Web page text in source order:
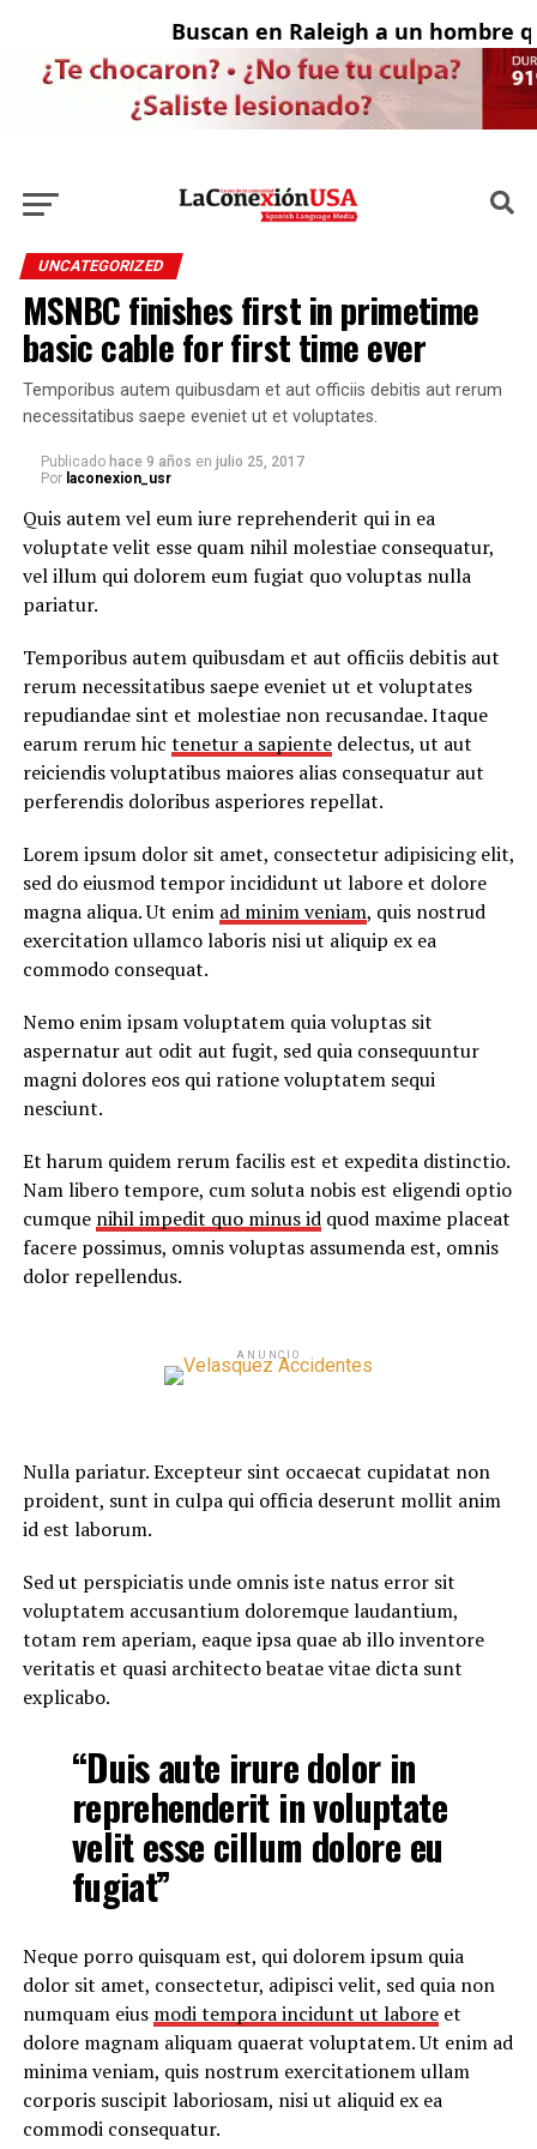
Buscan en Raleigh a un hombre
UNCATEGORIZED
MSNBC finishes first in primetime
basic cable for first time ever
Temporibus autem quibusdam et aut officiis debitis aut rerum
necessitatibus saepe eveniet ut et voluptates.
Publicado hace 9 años en julio 25, 2017
Por laconexion_usr
Quis autem vel eum iure reprehenderit qui in ea
voluptate velit esse quam nihil molestiae consequatur,
vel illum qui dolorem eum fugiat quo voluptas nulla
pariatur.
Temporibus autem quibusdam et aut officiis debitis aut
rerum necessitatibus saepe eveniet ut et voluptates
repudiandae sint et molestiae non recusandae. Itaque
earum rerum hic tenetur a sapientedelectus, ut aut
reiciendis voluptatibus maiores alias consequatur aut
perferendis doloribus asperiores repellat.
Lorem ipsum dolor sit amet, consectetur adipisicing elit,
sed do eiusmod tempor incididunt ut labore et dolore
magna aliqua. Ut enim ad minim veniam, quis nostrud
exercitation ullamco laboris nisi ut aliquip ex ea
commodo consequat.
Nemo enim ipsam voluptatem quia voluptas sit
aspernatur aut odit aut fugit, sed quia consequuntur
magni dolores eos qui ratione voluptatem sequi
nesciunt.
Et harum quidem rerum facilis est et expedita distinctio.
Nam libero tempore, cum soluta nobis est eligendi optio
cumque nihil impedit quo minus idquod maxime placeat
facere possimus, omnis voluptas assumenda est, omnis
dolor repellendus.
ANUNCIO
Nulla pariatur. Excepteur sint occaecat cupidatat non
proident, sunt in culpa qui officia deserunt mollit anim
id est laborum.
Sed ut perspiciatis unde omnis iste natus error sit
voluptatem accusantium doloremque laudantium,
totam rem aperiam, eaque ipsa quae ab illo inventore
veritatis et quasi architecto beatae vitae dicta sunt
explicabo.
“Duis aute irure dolor in
reprehenderit in voluptate
velit esse cillum dolore eu
fugiat”
Neque porro quisquam est, qui dolorem ipsum quia
dolor sit amet, consectetur, adipisci velit, sed quia non
numquam eius modi tempora incidunt ut laboreet
dolore magnam aliquam quaerat voluptatem. Ut enim ad
minima veniam, quis nostrum exercitationem ullam
corporis suscipit laboriosam, nisi ut aliquid ex ea
commodi consequatur.